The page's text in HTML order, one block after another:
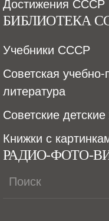
БИБЛИОТЕКА
Учебники СССР
Советская
литература
Советские
Книжки с
РАДИО-ФОТО-